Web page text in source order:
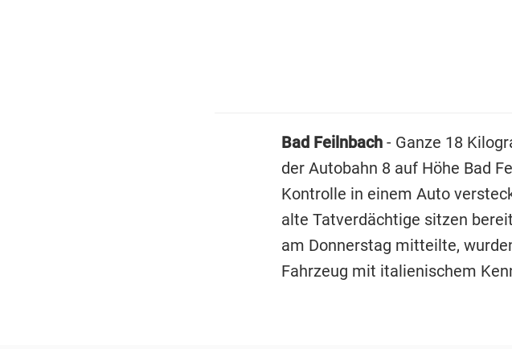
Bad Feilnbach- Ganze 18
der Autobahn 8 auf Höhe Bad
Kontrolle in einem Auto
alte Tatverdächtige sitzen
am Donnerstag mitteilte,
Fahrzeug mit italienischem